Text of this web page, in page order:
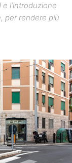
l’introduzione
per rendere più